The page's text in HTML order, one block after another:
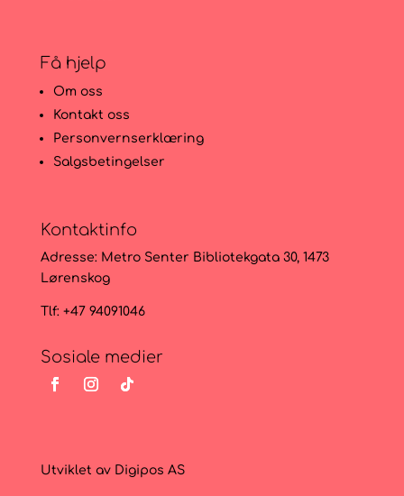
Få hjelp
Om oss
Kontakt oss
Personvernserklæring
Salgsbetingelser
Kontaktinfo
Adresse: Metro Senter Bibliotekgata 30, 1473
Lørenskog
Tlf: +47 94091046
Sosiale medier
Utviklet av Digipos AS